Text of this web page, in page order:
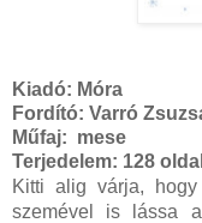
Kiadó: Móra
Fordító: Varró
Műfaj: mese
Terjedelem: 128 oldal
Kitti alig várja,
szemével is lássa a